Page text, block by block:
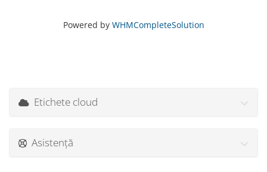
Powered by WHMCompleteSolution
Etichete cloud
Asistență